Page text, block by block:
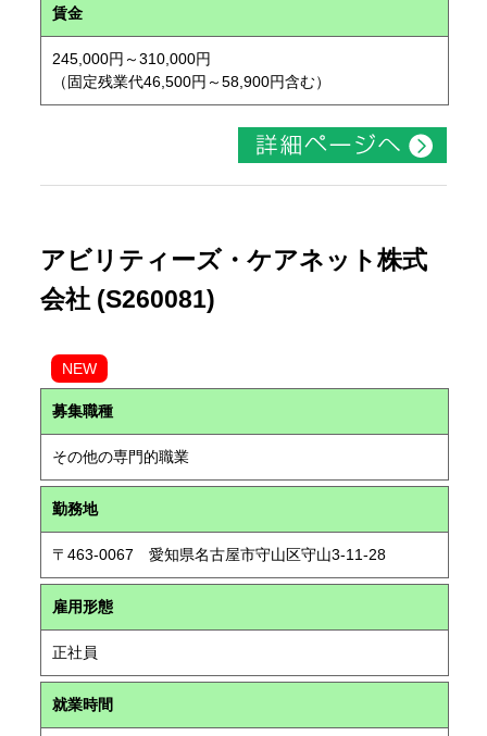
賃金
245,000円～310,000円
（固定残業代46,500円～58,900円含む）
アビリティーズ・ケアネット株式
会社 (S260081)
NEW
募集職種
その他の専門的職業
勤務地
〒463-0067 愛知県名古屋市守山区守山3-11-28
雇用形態
正社員
就業時間